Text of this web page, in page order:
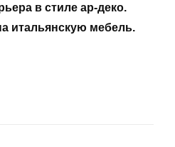
в стиле ар-деко.
итальянскую мебель.